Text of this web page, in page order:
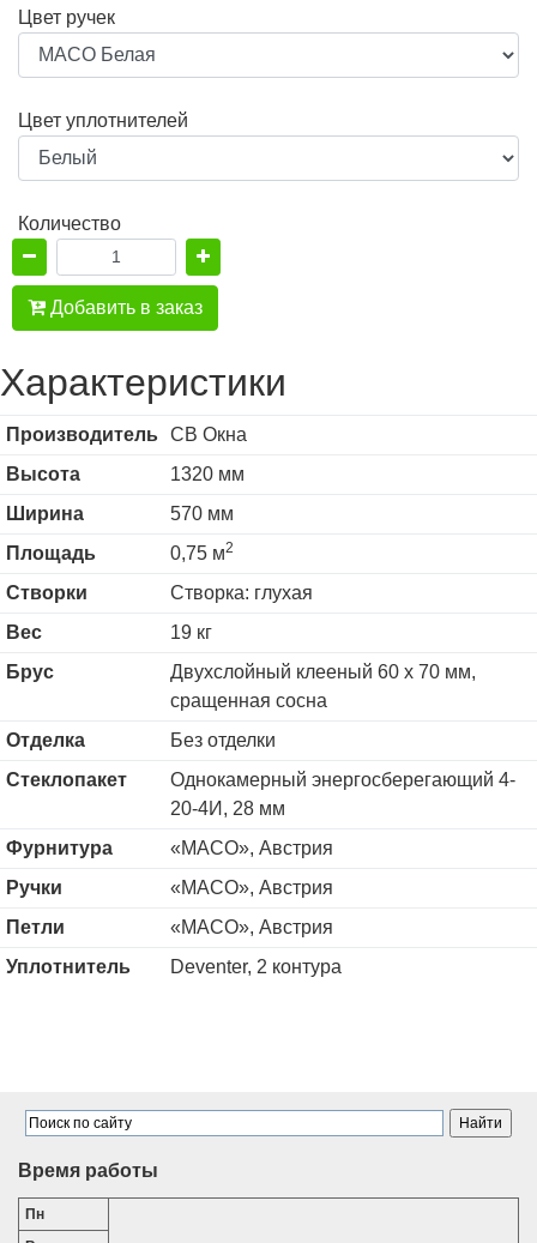
Цвет ручек
Цвет уплотнителей
Количество
Добавить в заказ
Характеристики
Производитель
СВ Окна
Высота
1320 мм
Ширина
570 мм
Площадь
0,75 м2
Створки
Створка: глухая
Вес
19 кг
Брус
Двухслойный клееный 60 х 70 мм,
сращенная сосна
Отделка
Без отделки
Стеклопакет
Однокамерный энергосберегающий 4-
20-4И, 28 мм
Фурнитура
«MACO», Австрия
Ручки
«MACO», Австрия
Петли
«MACO», Австрия
Уплотнитель
Deventer, 2 контура
Время работы
Пн